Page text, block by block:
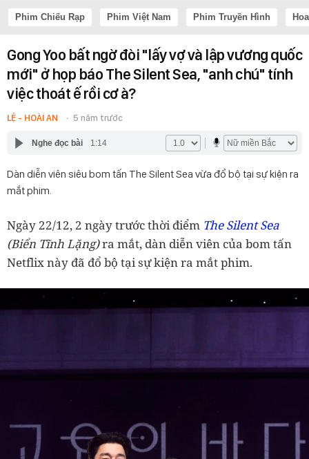
Phim Chiếu Rạp Phim Việt Nam Phim Truyền Hình
Gong Yoo bất ngờ đòi "lấy vợ và lập vương quốc
mới" ở họp báo The Silent Sea, "anh chú" tính
việc thoát ế rồi cơ à?
LỆ - HOÀI AN 5 năm trước
Nghe đọc bài 1:14
Dàn diễn viên siêu bom tấn The Silent Sea vừa đổ bộ tại sự kiện ra
mắt phim.
Ngày 22/12, 2 ngày trước thời điểm The Silent Sea
(Biển Tĩnh Lặng)ra mắt, dàn diễn viên của bom tấn
Netflix này đã đổ bộ tại sự kiện ra mắt phim.